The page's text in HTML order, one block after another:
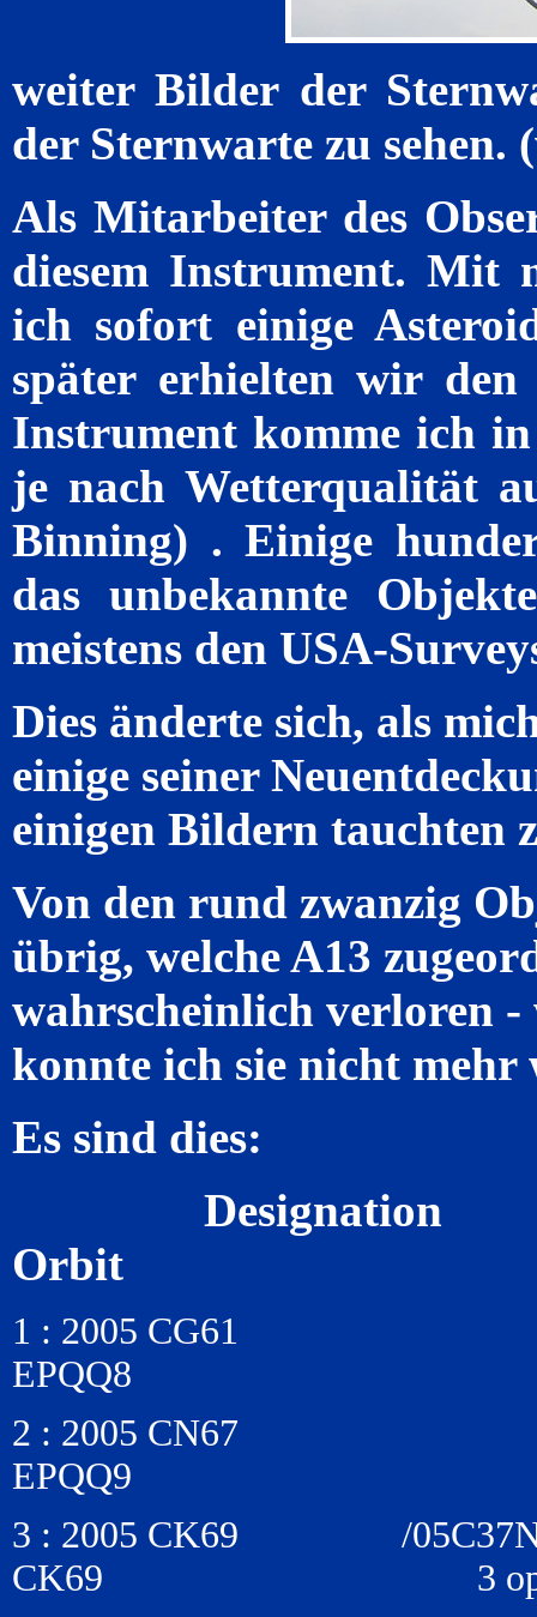
weiter Bilder der
der Sternwarte zu sehen.
Als Mitarbeiter des
diesem Instrument. Mit
ich sofort einige
später erhielten wir den
Instrument komme ich
je nach Wetterqualität
Binning) . Einige
das unbekannte
meistens den USA-
Dies änderte sich, als
einige seiner
einigen Bildern tauchten
Von den rund zwanzig
übrig, welche A13
wahrscheinlich verloren -
konnte ich sie nicht mehr
Es sind dies:
Orbit
1 : 2005 CG61
2 : 2005 CN67
3 : 2005 CK69 /
CK69 3 opps,